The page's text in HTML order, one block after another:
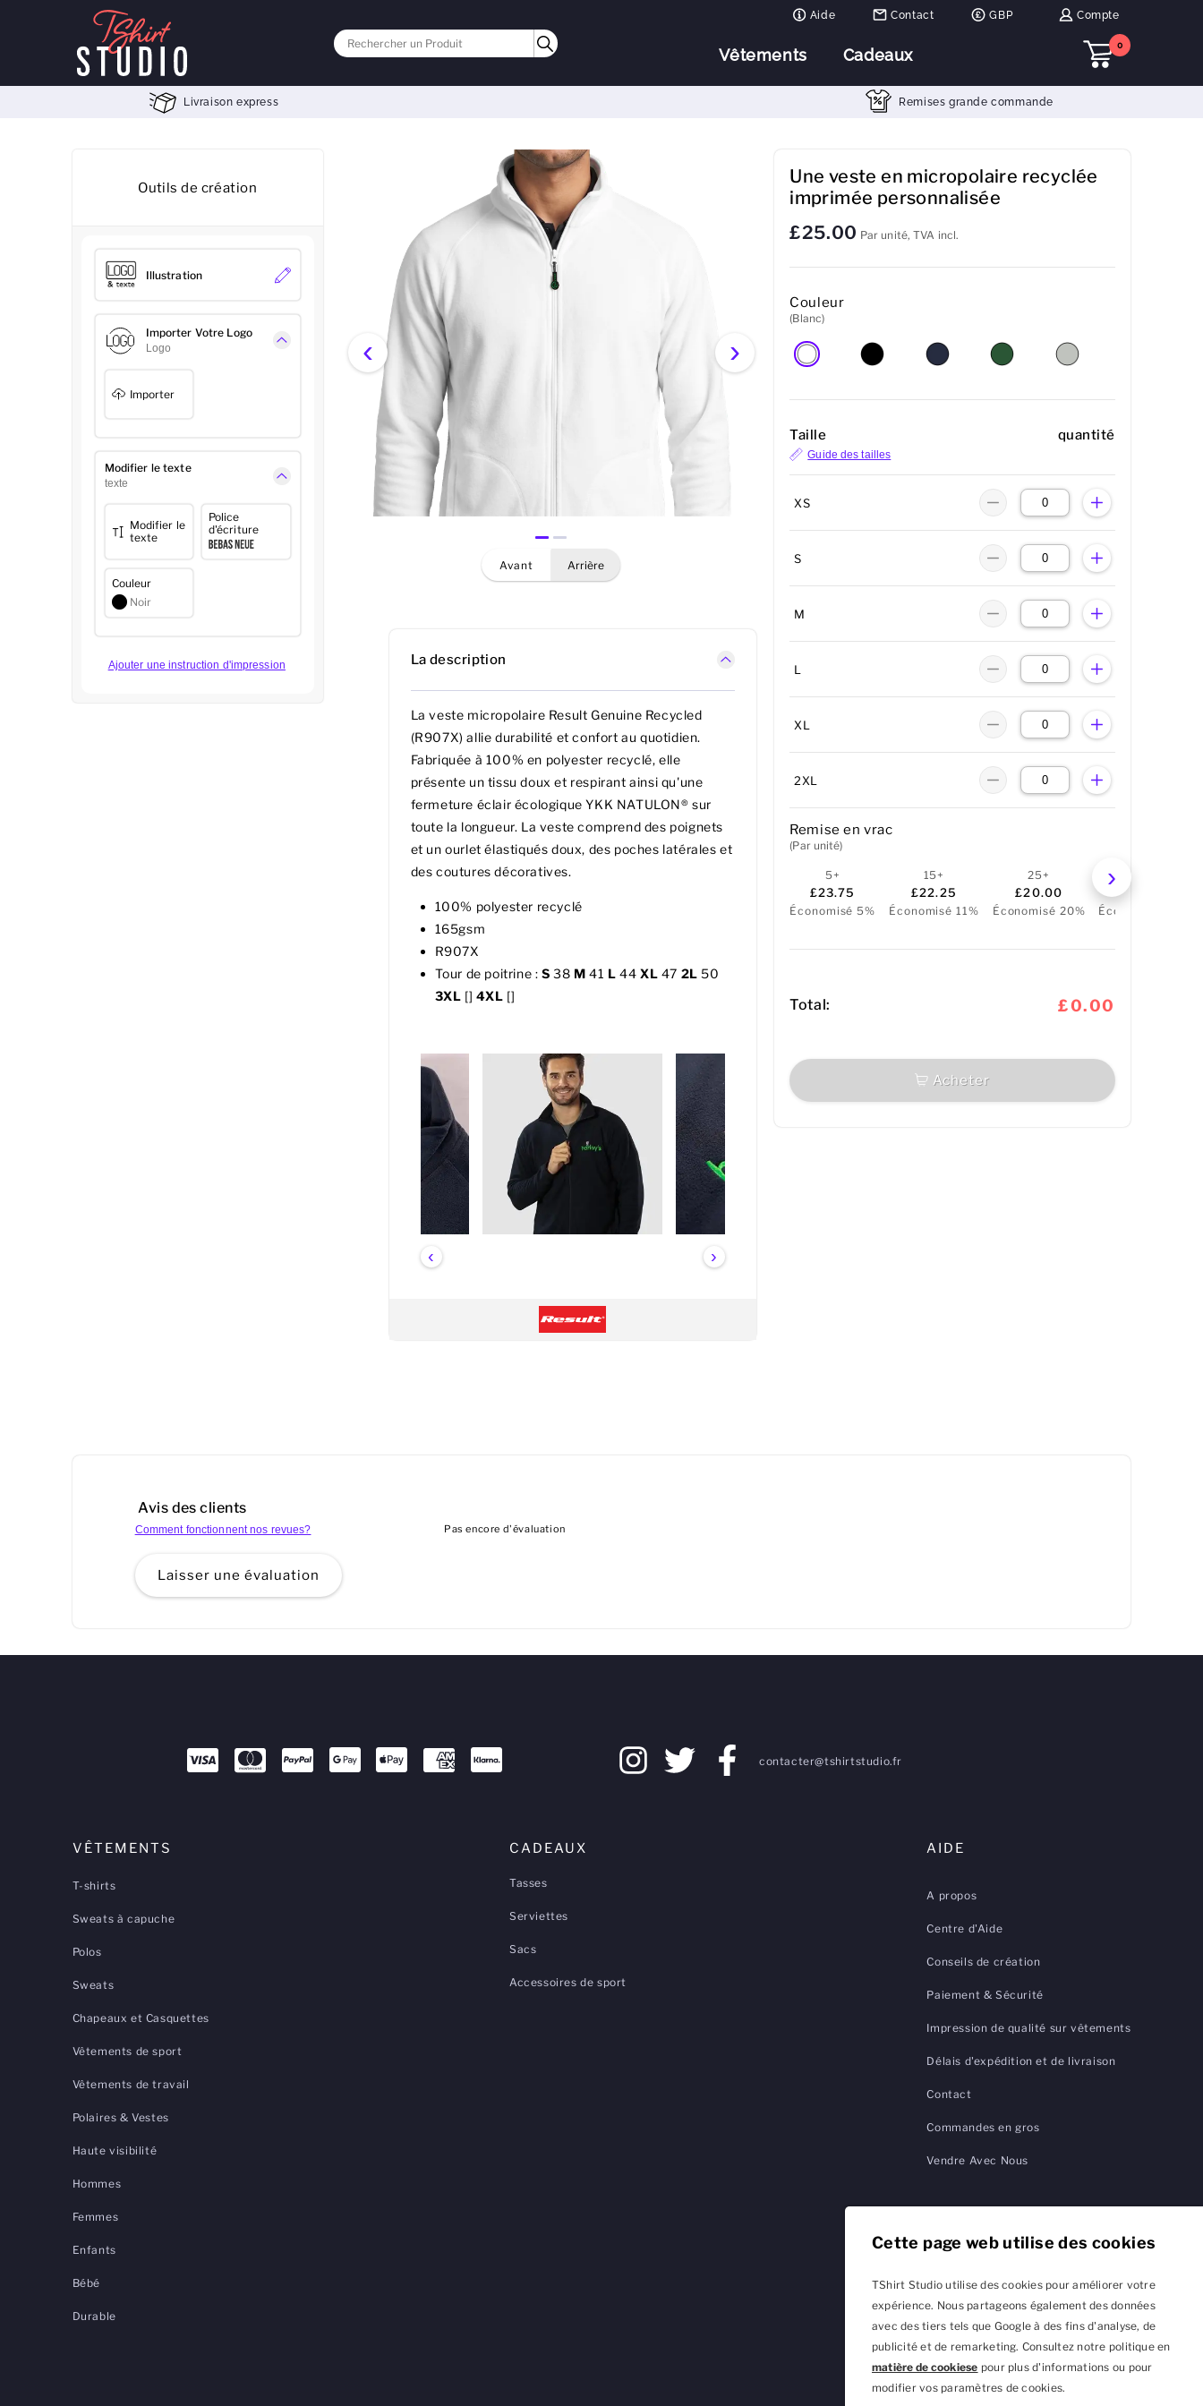
Cette page web utilise des cookies
TShirt Studio utilise des cookies pour améliorer votre
expérience. Nous partageons également des données
avec des tiers tels que Google à des fins d'analyse, de
publicité et de remarketing. Consultez notre politique en
matière de cookiese pour plus d'informations ou pour
modifier vos paramètres de cookies.
Aide Contact GBP Compte
Vêtements Cadeaux
0
Livraison express Remises grande commande
Outils de création
Illustration
Importer Votre Logo
Logo
Importer
Modifier le texte
texte
Modifier le
texte
Police
d'écriture
Couleur
Noir
Ajouter une instruction d'impression
‹ ›
avant arrière
La description
La veste micropolaire Result Genuine Recycled
(R907X) allie durabilité et confort au quotidien.
Fabriquée à 100% en polyester recyclé, elle
présente un tissu doux et respirant ainsi qu'une
fermeture éclair écologique YKK NATULON® sur
toute la longueur. La veste comprend des poignets
et un ourlet élastiqués doux, des poches latérales et
des coutures décoratives.
100% polyester recyclé
165gsm
R907X
Tour de poitrine : S 38 M 41 L 44 XL 47 2L 50
3XL [] 4XL []
‹ ›
Une veste en micropolaire recyclée
imprimée personnalisée
£25.00 Par unité, TVA incl.
Couleur
(Blanc)
Taille quantité
Guide des tailles
XS
S
M
L
XL
2XL
Remise en vrac
(Par unité)
5+
£23.75
Économisé 5%
15+
£22.25
Économisé 11%
25+
£20.00
Économisé 20%
£19.25
Économisé 23%
Total: £0.00
Acheter
Avis des clients
Comment fonctionnent nos revues?
Laisser une évaluation
Pas encore d'évaluation
contacter@tshirtstudio.fr
VÊTEMENTS
T-shirts
Sweats à capuche
Polos
Sweats
Chapeaux et Casquettes
Vêtements de sport
Vêtements de travail
Polaires & Vestes
Haute visibilité
Hommes
Femmes
Enfants
Bébé
Durable
CADEAUX
Tasses
Serviettes
Sacs
Accessoires de sport
AIDE
A propos
Centre d'Aide
Conseils de création
Paiement & Sécurité
Impression de qualité sur vêtements
Délais d'expédition et de livraison
Contact
Commandes en gros
Vendre Avec Nous